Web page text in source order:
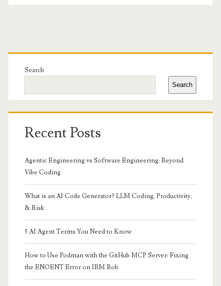
Primary
Sidebar
Search
Search
Recent Posts
Agentic Engineering vs Software Engineering: Beyond
Vibe Coding
What is an AI Code Generator? LLM Coding, Productivity,
& Risk
5 AI Agent Terms You Need to Know
How to Use Podman with the GitHub MCP Server: Fixing
the ENOENT Error on IBM Bob